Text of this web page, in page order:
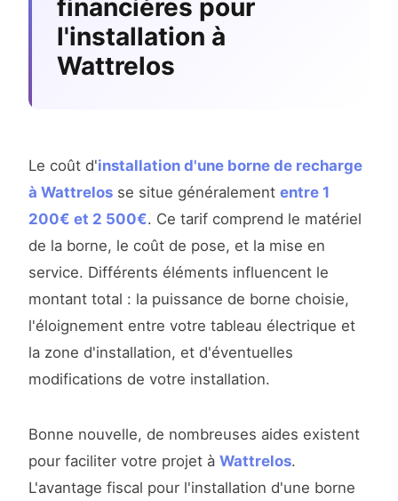
financières pour
l'installation à
Wattrelos
Le coût d'installation d'une borne de recharge
à Wattrelos se situe généralement entre 1
200€ et 2 500€. Ce tarif comprend le matériel
de la borne, le coût de pose, et la mise en
service. Différents éléments influencent le
montant total : la puissance de borne choisie,
l'éloignement entre votre tableau électrique et
la zone d'installation, et d'éventuelles
modifications de votre installation.
Bonne nouvelle, de nombreuses aides existent
pour faciliter votre projet à Wattrelos.
L'avantage fiscal pour l'installation d'une borne